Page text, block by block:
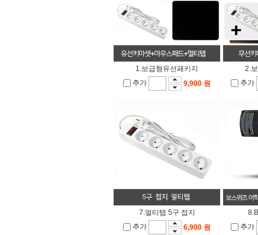
1.보급형유선패키지
추가
9,900 원
2.
추가
7.멀티탭 5구 접지
추가
6,900 원
추가